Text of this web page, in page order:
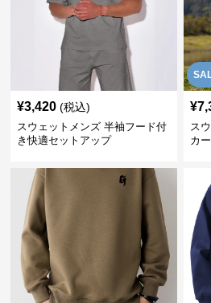
¥3,420 (税込)
スウェットメンズ 半袖フード付
き快適セットアップ
¥
ス
カ